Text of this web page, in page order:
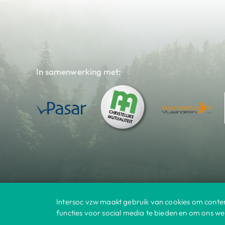
In samenwerking met:
© 2025 Intersoc Bestemmingen |
Intersoc vzw maakt gebruik van cookies om
functies voor social media te bieden en om ons